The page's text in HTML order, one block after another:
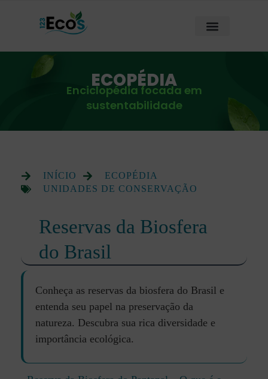
ECOPÉDIA
Enciclopédia focada em
sustentabilidade
INÍCIO
ECOPÉDIA
UNIDADES DE CONSERVAÇÃO
Reservas da Biosfera
do Brasil
Conheça as reservas da biosfera do Brasil e
entenda seu papel na preservação da
natureza. Descubra sua rica diversidade e
importância ecológica.